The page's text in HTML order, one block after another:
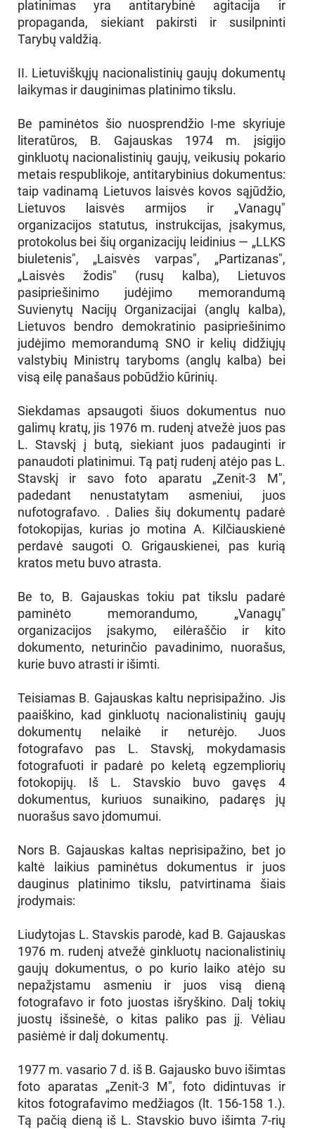
platinimas yra antitarybinė agitacija ir
propaganda, siekiant pakirsti ir susilpninti
Tarybų valdžią.
II. Lietuviškųjų nacionalistinių gaujų dokumentų
laikymas ir dauginimas platinimo tikslu.
Be paminėtos šio nuosprendžio I-me skyriuje
literatūros, B. Gajauskas 1974 m. įsigijo
ginkluotų nacionalistinių gaujų, veikusių pokario
metais respublikoje, antitarybinius dokumentus:
taip vadinamą Lietuvos laisvės kovos sąjūdžio,
Lietuvos laisvės armijos ir „Vanagų"
organizacijos statutus, instrukcijas, įsakymus,
protokolus bei šių organizacijų leidinius — „LLKS
biuletenis", „Laisvės varpas", „Partizanas",
„Laisvės žodis" (rusų kalba), Lietuvos
pasipriešinimo judėjimo memorandumą
Suvienytų Nacijų Organizacijai (anglų kalba),
Lietuvos bendro demokratinio pasipriešinimo
judėjimo memorandumą SNO ir kelių didžiųjų
valstybių Ministrų taryboms (anglų kalba) bei
visą eilę panašaus pobūdžio kūrinių.
Siekdamas apsaugoti šiuos dokumentus nuo
galimų kratų, jis 1976 m. rudenį atvežė juos pas
L. Stavskį į butą, siekiant juos padauginti ir
panaudoti platinimui. Tą patį rudenį atėjo pas L.
Stavskį ir savo foto aparatu „Zenit-3 M",
padedant nenustatytam asmeniui, juos
nufotografavo. . Dalies šių dokumentų padarė
fotokopijas, kurias jo motina A. Kilčiauskienė
perdavė saugoti O. Grigauskienei, pas kurią
kratos metu buvo atrasta.
Be to, B. Gajauskas tokiu pat tikslu padarė
paminėto memorandumo, „Vanagų"
organizacijos įsakymo, eilėraščio ir kito
dokumento, neturinčio pavadinimo, nuorašus,
kurie buvo atrasti ir išimti.
Teisiamas B. Gajauskas kaltu neprisipažino. Jis
paaiškino, kad ginkluotų nacionalistinių gaujų
dokumentų nelaikė ir neturėjo. Juos
fotografavo pas L. Stavskį, mokydamasis
fotografuoti ir padarė po keletą egzempliorių
fotokopijų. Iš L. Stavskio buvo gavęs 4
dokumentus, kuriuos sunaikino, padaręs jų
nuorašus savo įdomumui.
Nors B. Gajauskas kaltas neprisipažino, bet jo
kaltė laikius paminėtus dokumentus ir juos
dauginus platinimo tikslu, patvirtinama šiais
įrodymais:
Liudytojas L. Stavskis parodė, kad B. Gajauskas
1976 m. rudenį atvežė ginkluotų nacionalistinių
gaujų dokumentus, o po kurio laiko atėjo su
nepažįstamu asmeniu ir juos visą dieną
fotografavo ir foto juostas išryškino. Dalį tokių
juostų išsinešė, o kitas paliko pas jį. Vėliau
pasiėmė ir dalį dokumentų.
1977 m. vasario 7 d. iš B. Gajausko buvo išimtas
foto aparatas „Zenit-3 M", foto didintuvas ir
kitos fotografavimo medžiagos (lt. 156-158 1.).
Tą pačią dieną iš L. Stavskio buvo išimta 7-rių